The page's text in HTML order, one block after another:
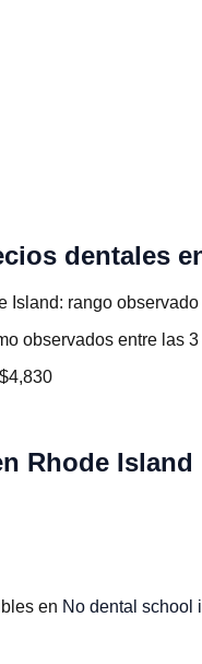
dentales
Island: rango
observados entre las
$4,830
Rhode Island
en No dental school